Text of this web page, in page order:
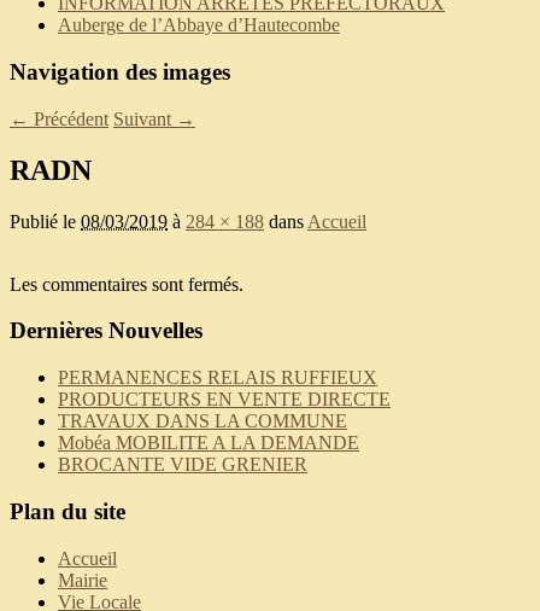
Auberge de l’Abbaye d’Hautecombe
Navigation des images
← Précédent Suivant →
RADN
Publié le 08/03/2019 à 284 × 188 dans Accueil
Les commentaires sont fermés.
Dernières Nouvelles
PERMANENCES RELAIS RUFFIEUX
PRODUCTEURS EN VENTE DIRECTE
TRAVAUX DANS LA COMMUNE
Mobéa MOBILITE A LA DEMANDE
BROCANTE VIDE GRENIER
Plan du site
Accueil
Mairie
Vie Locale